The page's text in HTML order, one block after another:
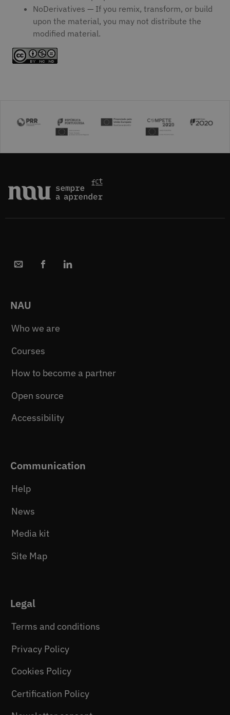
NoDerivatives — If you remix, transform, or build
upon the material, you may not distribute the
modified material.
NAU
Who we are
Courses
How to become a partner
Open source
Accessibility
Communication
Help
News
Media kit
Site Map
Legal
Terms and conditions
Privacy Policy
Cookies Policy
Certification Policy